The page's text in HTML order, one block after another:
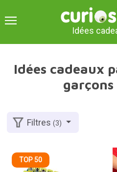
Idées
Idées cadeaux
garçons
Filtres(3)
TOP 50